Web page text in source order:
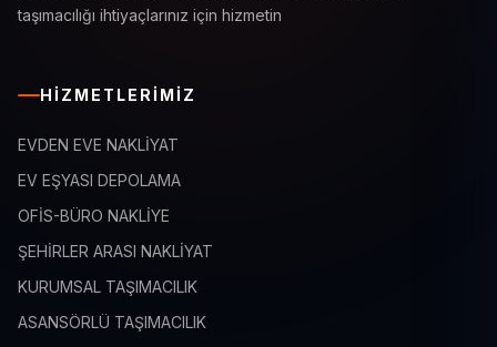
taşımacılığı ihtiyaçlarınız için hizmetin
HIZMETLERIMIZ
EVDEN EVE NAKLİYAT
EV EŞYASI DEPOLAMA
OFİS-BÜRO NAKLİYE
ŞEHİRLER ARASI NAKLİYAT
KURUMSAL TAŞIMACILIK
ASANSÖRLÜ TAŞIMACILIK